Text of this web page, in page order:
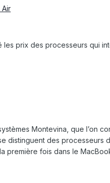
les prix des processeurs qui
Montevina, que l’on
distinguent des
première fois dans le